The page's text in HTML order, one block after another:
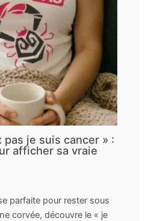
je suis cancer » :
afficher sa vraie
parfaite pour rester sous
corvée, découvre le « je